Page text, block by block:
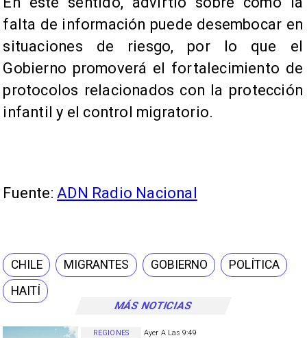
MÁS NOTICIAS
Ayer A Las 9:49
REGIONES
falta de información puede desembocar en
situaciones de riesgo, por lo que el
Gobierno promoverá el fortalecimiento de
protocolos relacionados con la protección
infantil y el control migratorio.
Fuente:ADN Radio Nacional
CHILE MIGRANTES GOBIERNO
POLÍTICA
HAITÍ